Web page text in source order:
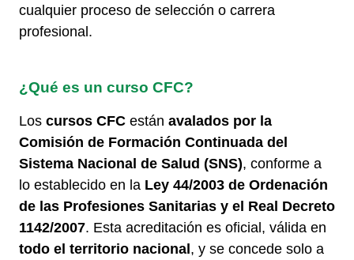
cualquier proceso de selección o carrera
profesional.
¿Qué es un curso CFC?
Los cursos CFC están avalados por la
Comisión de Formación Continuada del
Sistema Nacional de Salud (SNS), conforme a
lo establecido en la Ley 44/2003 de Ordenación
de las Profesiones Sanitarias y el Real Decreto
1142/2007. Esta acreditación es oficial, válida en
todo el territorio nacional, y se concede solo a